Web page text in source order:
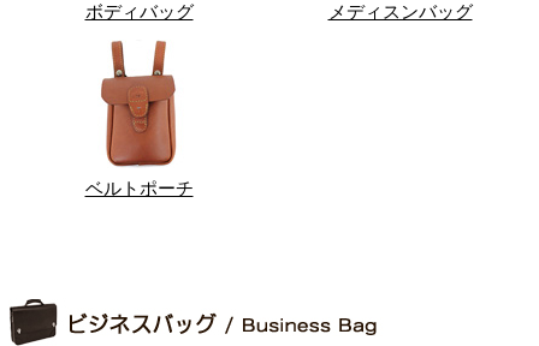
ボディバッグ メディスンバッグ
ベルトポーチ